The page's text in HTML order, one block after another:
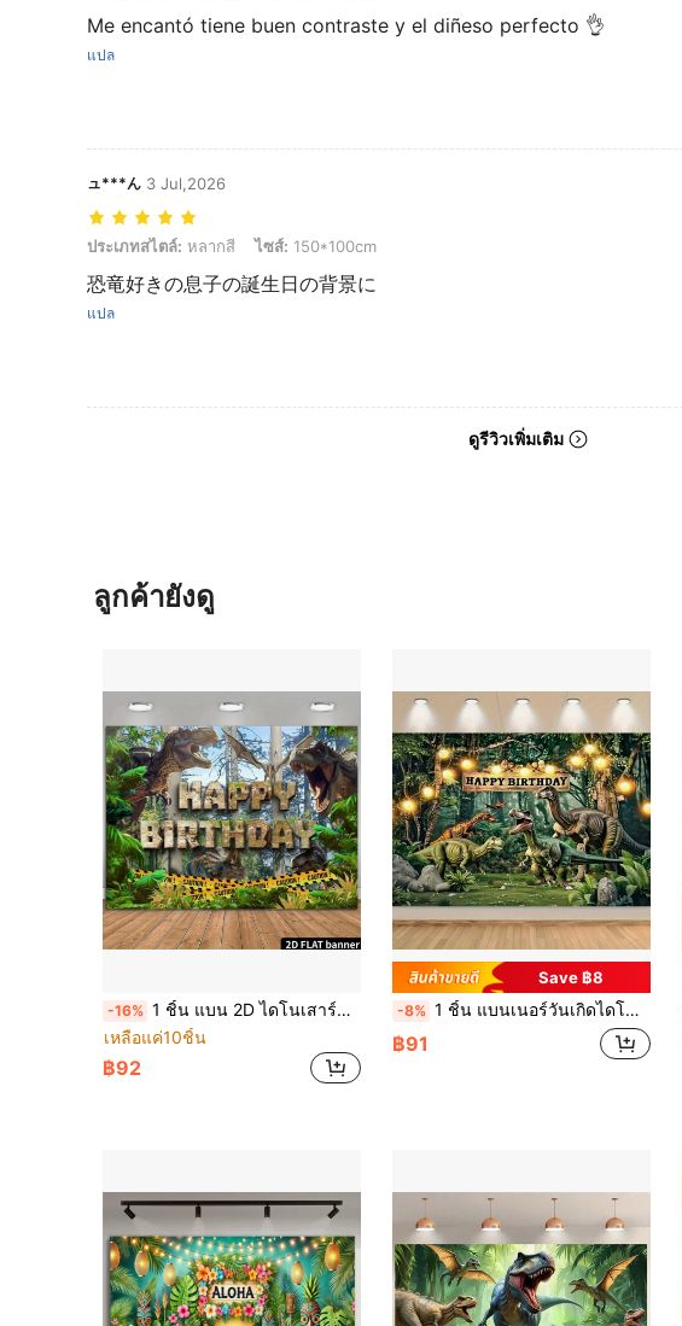
Me encantó tiene buen contraste y el diñeso perfecto 👌
แปล
ュ***ん 3 Jul,2026
ประเภทสไตล์: หลากสี, ไซส์: 150*100cm
ประเภทสไตล์: หลากสี ไซส์: 150*100cm
恐竜好きの息子の誕生日の背景に
แปล
ดูรีวิวเพิ่มเติม
ลูกค้ายังดู
-16% 1 ชิ้น แบน 2D ไดโนเสาร์สุขสันต์วันเกิดแบนเนอร์ฉากหลัง, ไทแรนโนซอรัสเร็กซ์, ไทรเซอราท็อปส์, ตกแต่งธีมไดโนเสาร์ป่า, ของตกแต่งงานเลี้ยงวันเกิด, เหมาะสำหรับงานเลี้ยงวันหยุด, พื้นหลังกิจกรรมเฉลิมฉลอง, ของตกแต่งอเนกประสงค์, ของขวัญวันหยุด, วัสดุโพลีเอสเตอร์, ไม่ต้องใช้พลังงาน
เหลือแค่10ชิ้น
฿92
Save ฿8
-8% 1 ชิ้น แบนเนอร์วันเกิดไดโนเสาร์ - พื้นหลังโพลีเอสเตอร์พร้อมอุปกรณ์ถ่ายรูปบูธ ไม่ต้องใช้พลังงาน - พื้นหลังถ่ายรูปธีมสวนไดโนเสาร์ เหมาะสำหรับงานฉลองวันเกิด
฿91